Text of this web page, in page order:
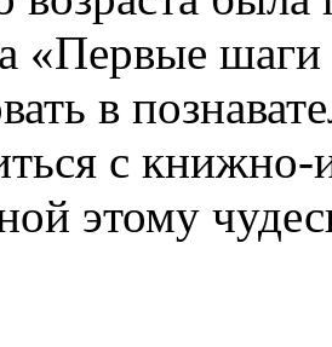
«Первые
в
с
этому